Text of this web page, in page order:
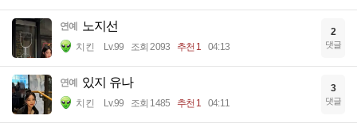
연예 노지선
치킨 Lv.99 조회 2093 추천 1 04:13
2
댓글
연예 있지 유나
치킨 Lv.99 조회 1485 추천 1 04:11
3
댓글